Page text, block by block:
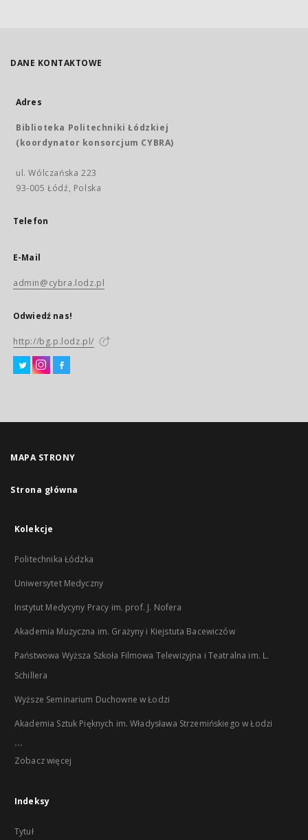
DANE KONTAKTOWE
Adres
Biblioteka Politechniki Łódzkiej
(koordynator konsorcjum CYBRA)
ul. Wólczańska 223
93-005 Łódź, Polska
Telefon
E-Mail
admin@cybra.lodz.pl
Odwiedź nas!
http://bg.p.lodz.pl/
MAPA STRONY
Strona główna
Kolekcje
Politechnika Łódzka
Uniwersytet Medyczny
Instytut Medycyny Pracy im. prof. J. Nofera
Akademia Muzyczna im. Grażyny i Kiejstuta Bacewiczów
Państwowa Wyższa Szkoła Filmowa Telewizyjna i Teatralna im. L.
Schillera
Wyższe Seminarium Duchowne w Łodzi
Akademia Sztuk Pięknych im. Władysława Strzemińskiego w Łodzi
...
Zobacz więcej
Indeksy
Tytuł